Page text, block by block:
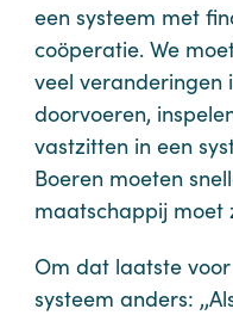
een systeem met
coöperatie. We
veel veranderingen
doorvoeren,
vastzitten in een
Boeren moeten
maatschappij moet
Om dat laatste
systeem anders: